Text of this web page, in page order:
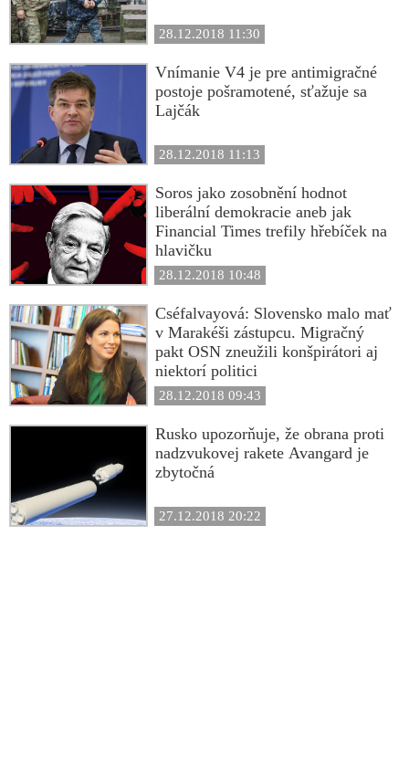
28.12.2018 11:30
Vnímanie V4 je pre antimigračné
postoje pošramotené, sťažuje sa
Lajčák
28.12.2018 11:13
Soros jako zosobnění hodnot
liberální demokracie aneb jak
Financial Times trefily hřebíček na
hlavičku
28.12.2018 10:48
Cséfalvayová: Slovensko malo mať
v Marakéši zástupcu. Migračný
pakt OSN zneužili konšpirátori aj
niektorí politici
28.12.2018 09:43
Rusko upozorňuje, že obrana proti
nadzvukovej rakete Avangard je
zbytočná
27.12.2018 20:22